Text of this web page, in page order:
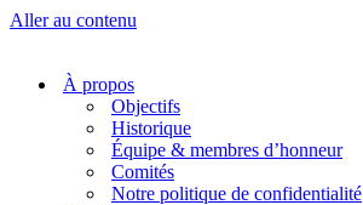
Aller au contenu
À propos
Objectifs
Historique
Équipe & membres d’honneur
Comités
Notre politique de confidentialité